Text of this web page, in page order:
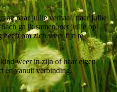
naar jullie verhaal, naar jullie
ga ik samen met jullie op
heeft om zich weer fijn te
weer in zijn of haar eigen
en vanuit verbinding.